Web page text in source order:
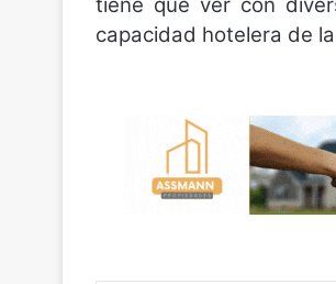
capacidad hotelera de